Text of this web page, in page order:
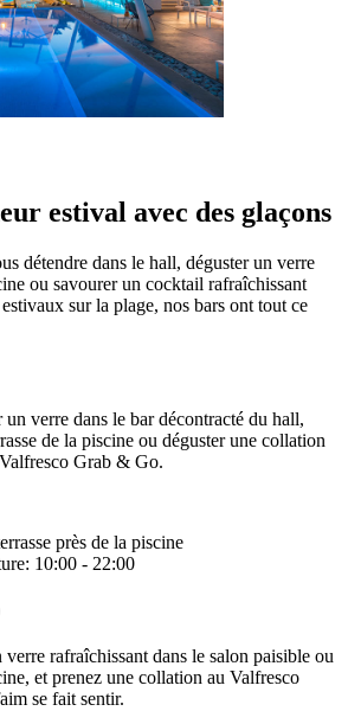
estival avec des glaçons
détendre dans le hall, déguster un verre
ou savourer un cocktail rafraîchissant
sur la plage, nos bars ont tout ce
un verre dans le bar décontracté du hall,
de la piscine ou déguster une collation
Grab & Go.
près de la piscine
10:00 - 22:00
rafraîchissant dans le salon paisible ou
et prenez une collation au Valfresco
se fait sentir.